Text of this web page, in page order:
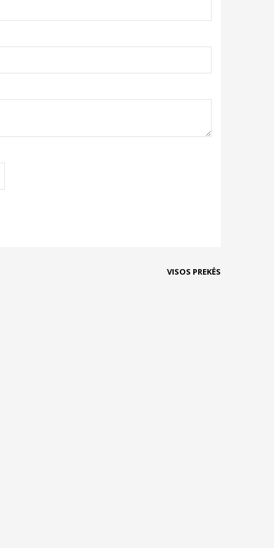
VISOS PREKĖS